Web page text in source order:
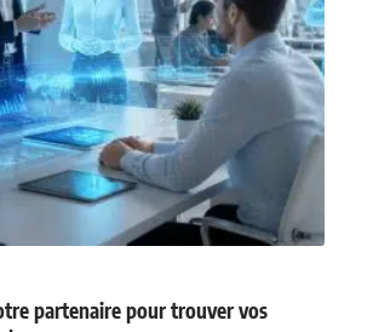
partenaire pour trouver vos